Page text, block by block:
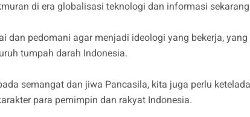
di era globalisasi teknologi dan informasi
dan pedomani agar menjadi ideologi yang bekerja,
tumpah darah Indonesia.
semangat dan jiwa Pancasila, kita juga perlu
para pemimpin dan rakyat Indonesia.